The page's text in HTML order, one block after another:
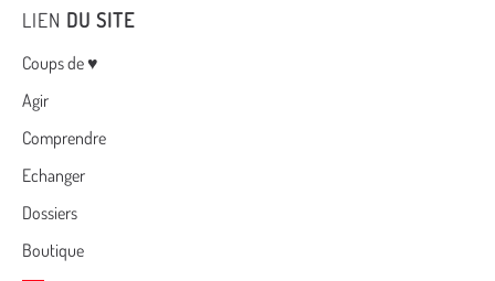
LIEN DU SITE
Menu
Coups de ♥
Agir
Comprendre
Echanger
Dossiers
Boutique